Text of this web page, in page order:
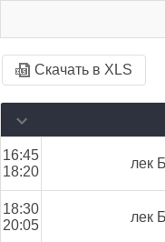
Скачать в XLS
16:45
18:20
лек
18:30
20:05
лек